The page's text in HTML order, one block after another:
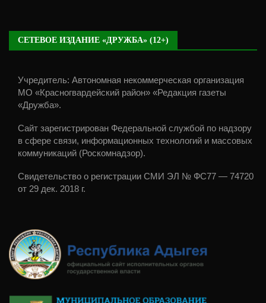
СЕТЕВОЕ ИЗДАНИЕ «ДРУЖБА» (12+)
Учредитель: Автономная некоммерческая организация
МО «Красногвардейский район» «Редакция газеты
«Дружба».
Сайт зарегистрирован Федеральной службой по надзору
в сфере связи, информационных технологий и массовых
коммуникаций (Роскомнадзор).
Свидетельство о регистрации СМИ ЭЛ № ФС77 — 74720
от 29 дек. 2018 г.